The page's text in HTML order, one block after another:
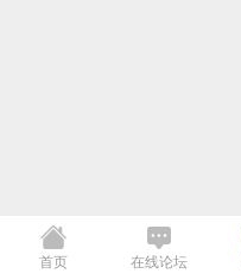
首页 在线论坛